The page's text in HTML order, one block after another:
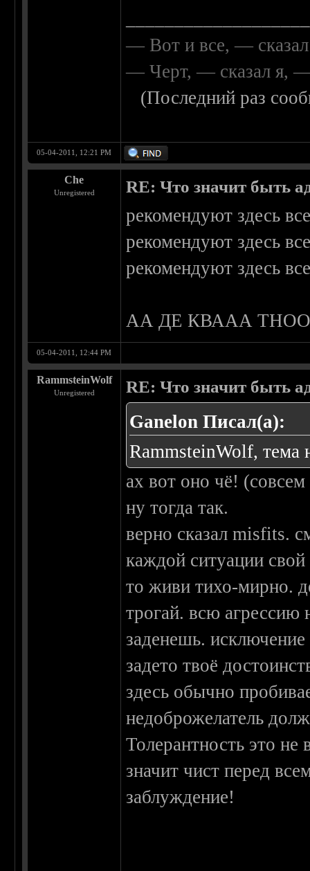
— Вот и все, —
— Черт, — сказал я, —
(Последний раз
05-04-2011, 12:21 PM
Che
Unregistered RE: Что значит быть
рекомендуют здесь
рекомендуют здесь
рекомендуют здесь
АА ДЕ КВААА
05-04-2011, 12:44 PM
RammsteinWolf
Unregistered RE: Что значит быть
Ganelon Писал(а):
RammsteinWolf, тема
ах вот оно чё!
ну тогда так.
верно сказал misfits.
каждой ситуации
то живи тихо-мирно.
трогай. всю агрессию
заденешь. исключение
задето твоё
здесь обычно
недоброжелатель
Толерантность это
значит чист перед
заблуждение!